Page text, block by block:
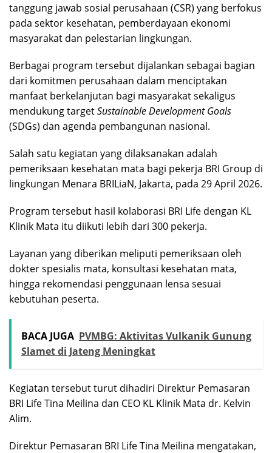
tanggung jawab sosial perusahaan (CSR) yang berfokus
pada sektor kesehatan, pemberdayaan ekonomi
masyarakat dan pelestarian lingkungan.
Berbagai program tersebut dijalankan sebagai bagian
dari komitmen perusahaan dalam menciptakan
manfaat berkelanjutan bagi masyarakat sekaligus
mendukung targetSustainable Development Goals
(SDGs) dan agenda pembangunan nasional.
Salah satu kegiatan yang dilaksanakan adalah
pemeriksaan kesehatan mata bagi pekerja BRI Group di
lingkungan Menara BRILiaN, Jakarta, pada 29 April 2026.
Program tersebut hasil kolaborasi BRI Life dengan KL
Klinik Mata itu diikuti lebih dari 300 pekerja.
Layanan yang diberikan meliputi pemeriksaan oleh
dokter spesialis mata, konsultasi kesehatan mata,
hingga rekomendasi penggunaan lensa sesuai
kebutuhan peserta.
BACA JUGA PVMBG: Aktivitas Vulkanik Gunung
Slamet di Jateng Meningkat
Kegiatan tersebut turut dihadiri Direktur Pemasaran
BRI Life Tina Meilina dan CEO KL Klinik Mata dr. Kelvin
Alim.
Direktur Pemasaran BRI Life Tina Meilina mengatakan,